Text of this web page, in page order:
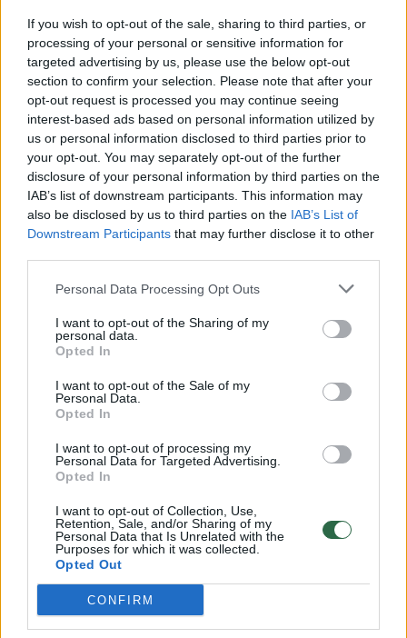
If you wish to opt-out of the sale, sharing to third parties, or
processing of your personal or sensitive information for
targeted advertising by us, please use the below opt-out
section to confirm your selection. Please note that after your
opt-out request is processed you may continue seeing
interest-based ads based on personal information utilized by
us or personal information disclosed to third parties prior to
your opt-out. You may separately opt-out of the further
disclosure of your personal information by third parties on the
IAB’s list of downstream participants. This information may
also be disclosed by us to third parties on the IAB’s List of
Downstream Participants that may further disclose it to other
Personal Data Processing Opt Outs
I want to opt-out of the Sharing of my
personal data.
Opted In
I want to opt-out of the Sale of my
Personal Data.
Opted In
I want to opt-out of processing my
Personal Data for Targeted Advertising.
Opted In
I want to opt-out of Collection, Use,
Retention, Sale, and/or Sharing of my
Personal Data that Is Unrelated with the
Purposes for which it was collected.
Opted Out
CONFIRM
14. Nenadas Krstičius (Serbija, vid. 15,4 tšk.,
4,8 atk. kam., 1,6 rez. perd.)
13. Zoranas Dragičius (Slovėnija, vid. 10,6 tšk.,
5,3 atk. kam., 0,9 rez. perd.)
12. Petteri Koponenas (Suomija, vid. 13,3 tšk.,
3,4 atk. kam., 4,8 rez. perd.)
atk. kam., 1,9 rez. perd.)
10. Poohas Jeteras (Ukraina, vid. 13,5 tšk., 3,5
atk. kam., 4,1 rez. perd.)
9. Nicolas Batumas (Prancūzija, vid. 11,6 tšk.,
5,1 atk. kam., 2,3 rez. perd.)
8. Luigi Datome (Italija, vid. 13,8 tšk., 4,9 atk.
kam., 1,4 rez. perd.)
7. Borisas Diaw (Prancūzija, vid. 10,4 tšk., 4,6